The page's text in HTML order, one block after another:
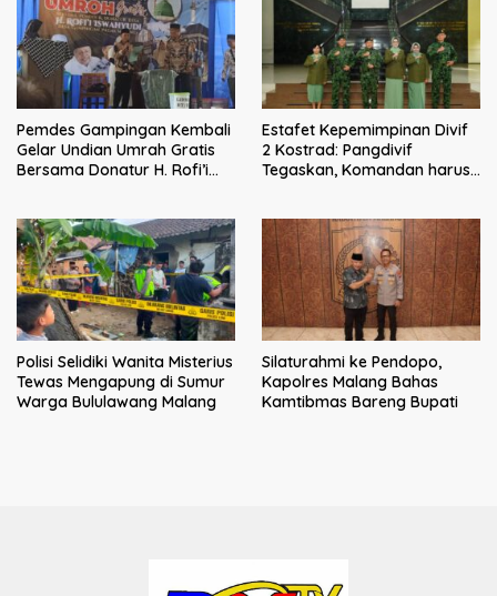
Pemdes Gampingan Kembali
Gelar Undian Umrah Gratis
Bersama Donatur H. Rofi’i
Estafet Kepemimpinan Divif
2 Kostrad: Pangdivif
Tegaskan, Komandan harus
Polisi Selidiki Wanita Misterius
Tewas Mengapung di Sumur
Warga Bululawang Malang
Silaturahmi ke Pendopo,
Kapolres Malang Bahas
Kamtibmas Bareng Bupati